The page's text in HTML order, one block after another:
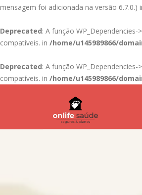
mensagem foi adicionada na versão 6.7.0.)
Deprecated: A função
compatíveis. in /home/u145989866/
Deprecated: A função
compatíveis. in /home/u145989866/